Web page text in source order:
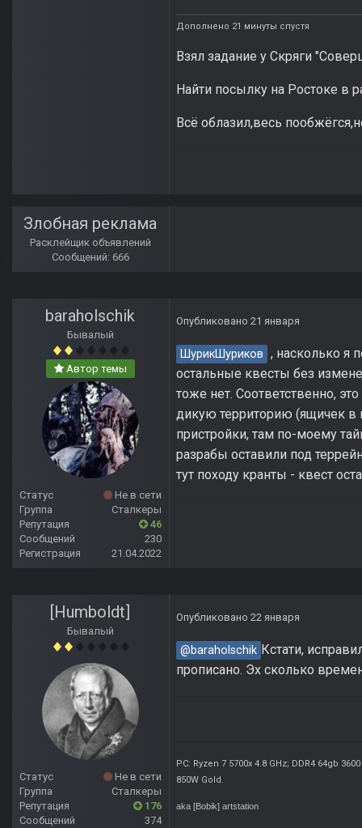
Дополнено 21 минуты спустя
Взял задание у Скряги
Найти посылку на Ростоке в
Всё облазил,весь
Злобная реклама
Расклейщик объявлений
Сообщений: 666
baraholschik
Бывалый
Автор темы
Статус
Не в сети
Группа
Сталкеры
Репутация
46
Сообщений
230
Регистрация
21.04.2022
Опубликовано 21 января
ШурикШуриков , насколько я
остальные квесты без
тоже нет. Соответственно,
дикую территорию (ящичек в
пристройки, там по-моему
разрабы оставили под
тут походу кранты - квест
[Humboldt]
Бывалый
Статус
Не в сети
Группа
Сталкеры
Репутация
176
Сообщений
374
Опубликовано 22 января
@baraholschik Кстати,
прописано. Эх сколько
PC: Ryzen 7 5700x 4.8 GHz; DDR4 64gb
850W Gold .
aka [Bobik] artstation